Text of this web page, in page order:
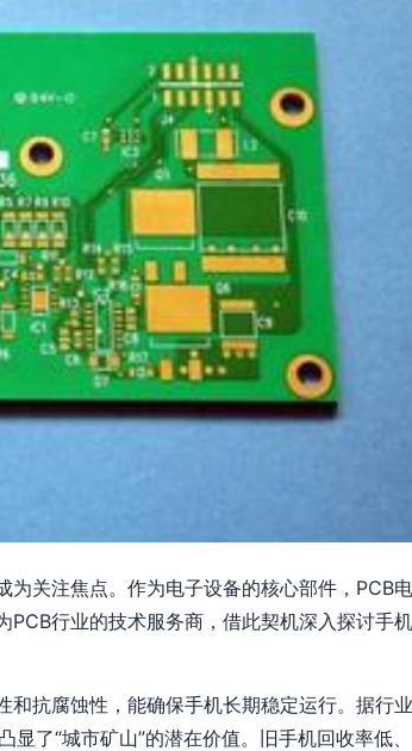
关注焦点。作为电子设备的核心部件，PCB
行业的技术服务商，借此契机深入探讨手
抗腐蚀性，能确保手机长期稳定运行。据行业
了“城市矿山”的潜在价值。旧手机回收率低、